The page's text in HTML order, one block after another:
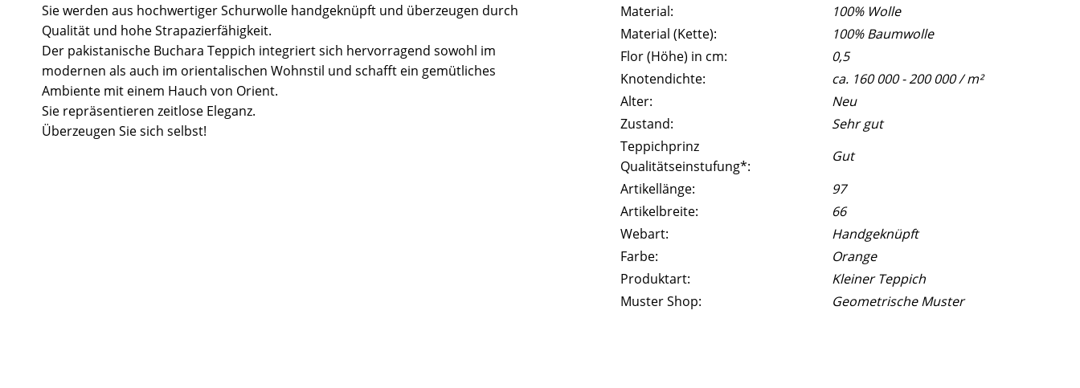
Sie werden aus hochwertiger Schurwolle handgeknüpft und überzeugen durch
Qualität und hohe Strapazierfähigkeit.
Der pakistanische Buchara Teppich integriert sich hervorragend sowohl im
modernen als auch im orientalischen Wohnstil und schafft ein gemütliches
Ambiente mit einem Hauch von Orient.
Sie repräsentieren zeitlose Eleganz.
Überzeugen Sie sich selbst!
Material:
100% Wolle
Material (Kette):
100% Baumwolle
Flor (Höhe) in cm:
0,5
Knotendichte:
ca. 160 000 - 200 000 / m²
Alter:
Neu
Zustand:
Sehr gut
Teppichprinz
Qualitätseinstufung*:
Gut
Artikellänge:
97
Artikelbreite:
66
Webart:
Handgeknüpft
Farbe:
Orange
Produktart:
Kleiner Teppich
Muster Shop:
Geometrische Muster